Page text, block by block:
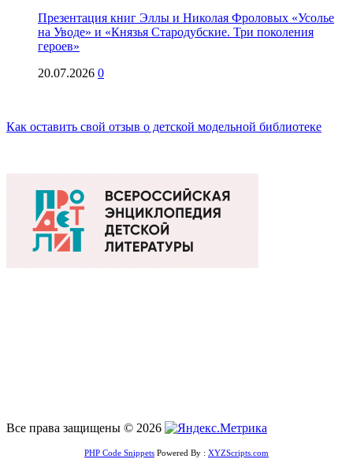
Презентация книг Эллы и Николая Фроловых «Усолье
на Уводе» и «Князья Стародубские. Три поколения
героев»
20.07.2026 0
Как оставить свой отзыв о детской модельной библиотеке
Все права защищены © 2026
PHP Code Snippets Powered By : XYZScripts.com